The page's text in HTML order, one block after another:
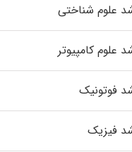
علوم شناختی
علوم کامپیوتر
فوتونیک
فیزیک